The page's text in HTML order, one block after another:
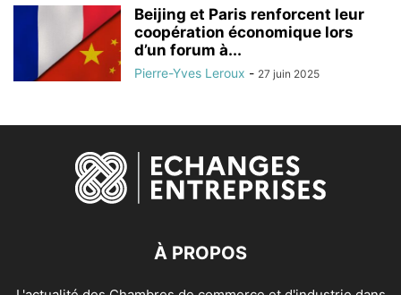
Beijing et Paris renforcent leur
coopération économique lors
d’un forum à...
Pierre-Yves Leroux - 27 juin 2025
À PROPOS